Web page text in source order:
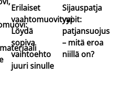
Erilaiset
vaahtomuovityypit:
Löydä
sopiva
vaihtoehto
juuri sinulle
Sijauspatja
vai
patjansuojus
– mitä eroa
niillä on?